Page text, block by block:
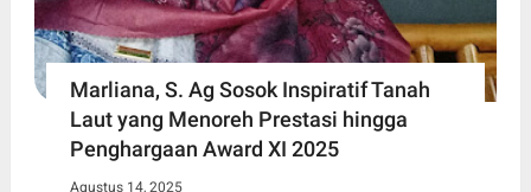
Marliana, S. Ag Sosok Inspiratif Tanah
Laut yang Menoreh Prestasi hingga
Penghargaan Award XI 2025
Agustus 14, 2025